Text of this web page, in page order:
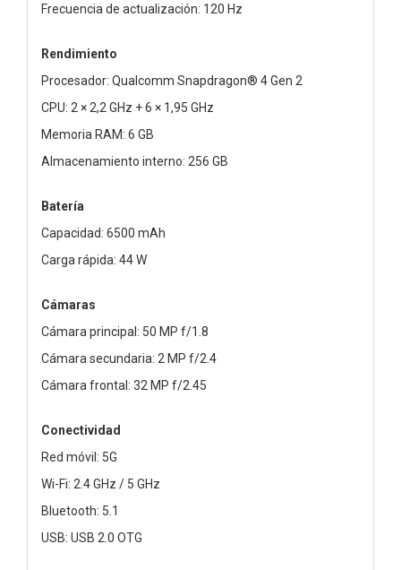
Frecuencia de actualización: 120 Hz
Rendimiento
Procesador: Qualcomm Snapdragon® 4 Gen 2
CPU: 2 × 2,2 GHz + 6 × 1,95 GHz
Memoria RAM: 6 GB
Almacenamiento interno: 256 GB
Batería
Capacidad: 6500 mAh
Carga rápida: 44 W
Cámaras
Cámara principal: 50 MP f/1.8
Cámara secundaria: 2 MP f/2.4
Cámara frontal: 32 MP f/2.45
Conectividad
Red móvil: 5G
Wi-Fi: 2.4 GHz / 5 GHz
Bluetooth: 5.1
USB: USB 2.0 OTG